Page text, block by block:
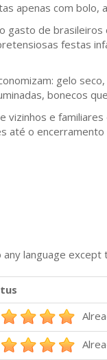
apenas com bolo,
gasto de
festas
gelo
bonecos
vizinhos e
até o
language